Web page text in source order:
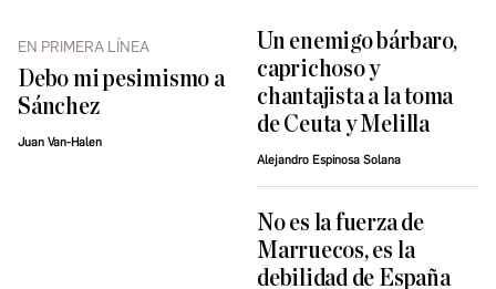
EN PRIMERA LÍNEA
Debo mi pesimismo a
Sánchez
Juan Van-Halen
Un enemigo bárbaro,
caprichoso y
chantajista a la toma
de Ceuta y Melilla
Alejandro Espinosa Solana
No es la fuerza de
Marruecos, es la
debilidad de España